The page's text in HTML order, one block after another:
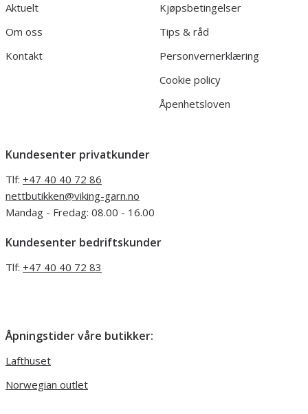
Aktuelt
Om oss
Kontakt
Kjøpsbetingelser
Tips & råd
Personvernerklæring
Cookie policy
Åpenhetsloven
Kundesenter privatkunder
Tlf: +47 40 40 72 86
nettbutikken@viking-garn.no
Mandag - Fredag: 08.00 - 16.00
Kundesenter bedriftskunder
Tlf: +47 40 40 72 83
Åpningstider våre butikker:
Lafthuset
Norwegian outlet